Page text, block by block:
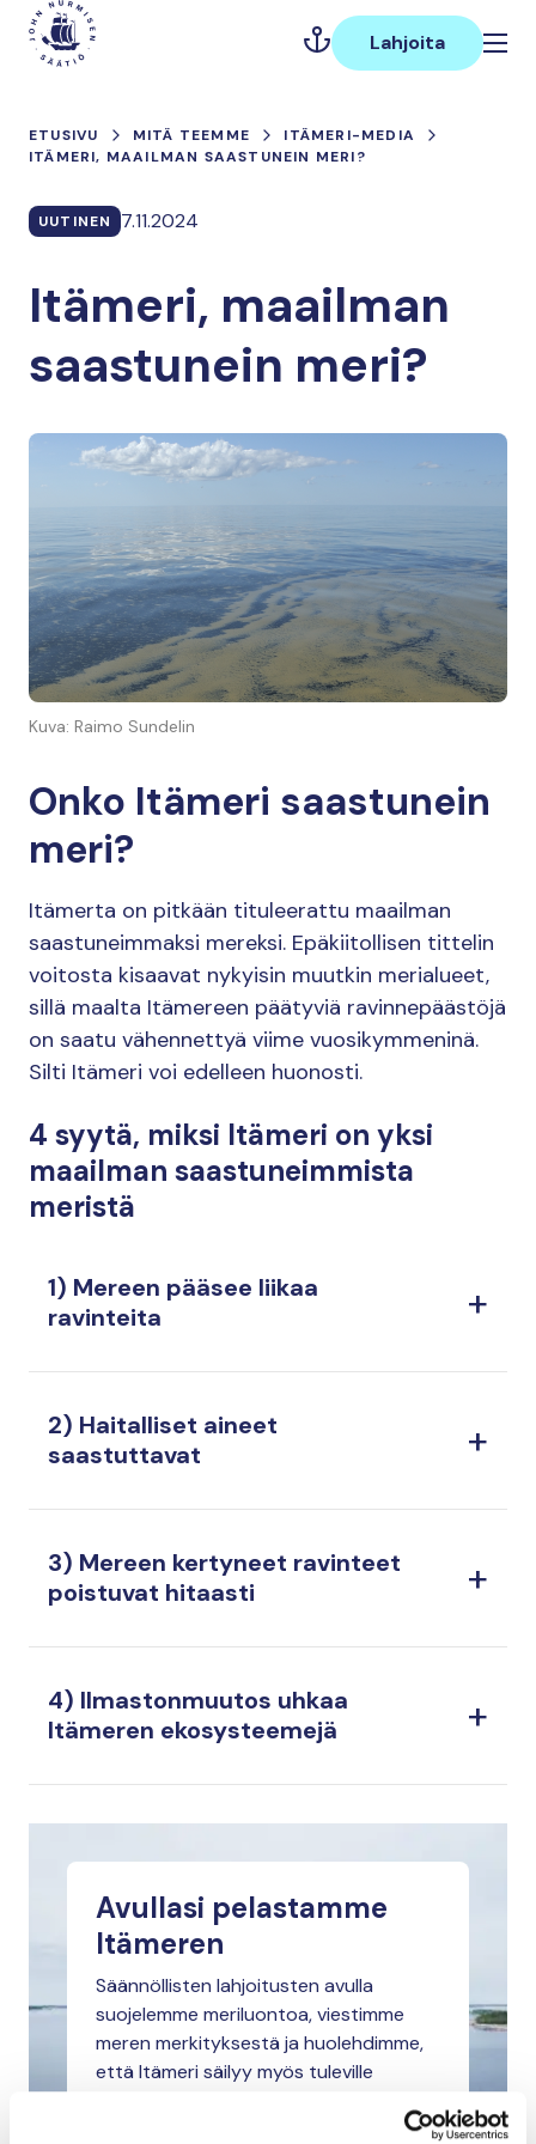
Hyppää
sisältöön
Päävalikko
Lahjoita
ETUSIVU MITÄ TEEMME
ITÄMERI-MEDIA
ITÄMERI, MAAILMAN SAASTUNEIN MERI?
UUTINEN 7.11.2024
Itämeri, maailman
saastunein meri?
Kuva: Raimo Sundelin
Onko Itämeri saastunein
meri?
Itämerta on pitkään tituleerattu maailman
saastuneimmaksi mereksi. Epäkiitollisen tittelin
voitosta kisaavat nykyisin muutkin merialueet,
sillä maalta Itämereen päätyviä ravinnepäästöjä
on saatu vähennettyä viime vuosikymmeninä.
Silti Itämeri voi edelleen huonosti.
4 syytä, miksi Itämeri on yksi
maailman saastuneimmista
meristä
1) Mereen pääsee liikaa
ravinteita
2) Haitalliset aineet
saastuttavat
3) Mereen kertyneet ravinteet
poistuvat hitaasti
4) Ilmastonmuutos uhkaa
Itämeren ekosysteemejä
Avullasi pelastamme
Itämeren
Säännöllisten lahjoitusten avulla
suojelemme meriluontoa, viestimme
meren merkityksestä ja huolehdimme,
että Itämeri säilyy myös tuleville